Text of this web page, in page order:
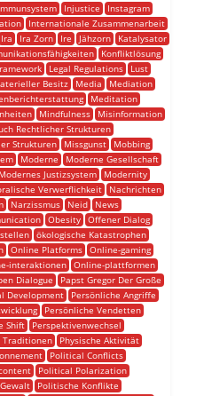
Injustice
Instagram
Internationale Zusammenarbeit
Ira Ira Zorn Ire Jähzorn
Katalysator
Konfliktlösung
Legal Regulations
Lust
Besitz Media
Mediation
Meditation
Mindfulness
Misinformation
Rechtlicher Strukturen
Strukturen
Missgunst
Mobbing
Moderne
Moderne Gesellschaft
Modernes Justizsystem
Modernity
Verwerflichkeit
Nachrichten
Narzissmus Neid
News
Obesity Offener Dialog
ökologische Katastrophen
Online Platforms
Online-gaming
interaktionen
Online-plattformen
Dialogue
Papst Gregor Der Große
Development
Persönliche Angriffe
Persönliche Vendetten
Shift
Perspektivenwechsel
Traditionen
Physische Aktivität
Political Conflicts
Political Polarization
Politische Konflikte